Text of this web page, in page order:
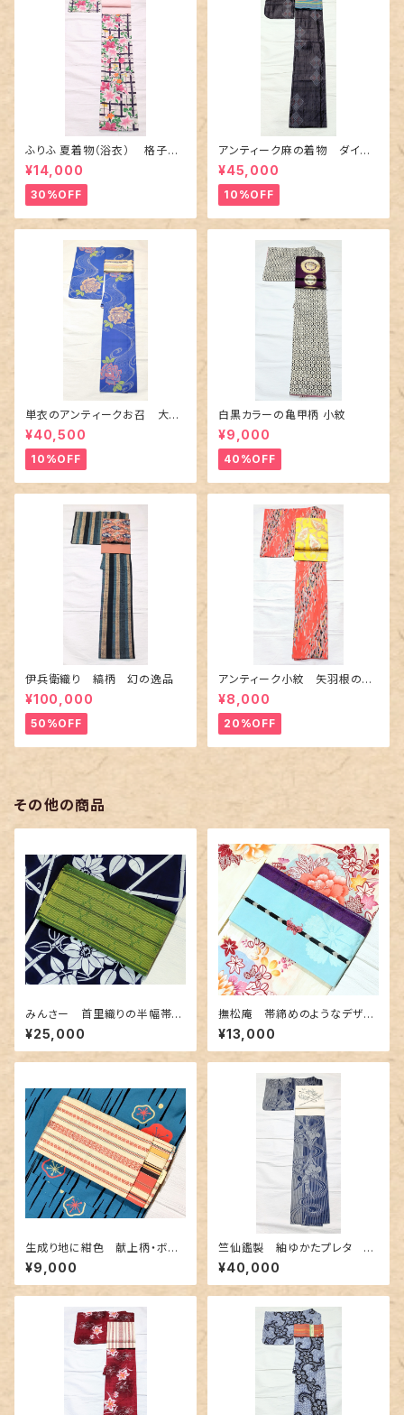
ふりふ 夏着物（浴衣） 格子に
百合や秋草花
¥14,000
30%OFF
アンティーク麻の着物 ダイヤ
に市松柄の上布
¥45,000
10%OFF
単衣のアンティークお召 大輪
の薔薇柄柄
¥40,500
10%OFF
白黒カラーの亀甲柄 小紋
¥9,000
40%OFF
伊兵衛織り 縞柄 幻の逸品
¥100,000
50%OFF
アンティーク小紋 矢羽根の地
紋に短冊柄 裄６６cm
¥8,000
20%OFF
その他の商品
みんさー 首里織りの半幅帯
深緑色
¥25,000
撫松庵 帯締めのようなデザイ
ン半幅帯 水色&紫色
¥13,000
生成り地に紺色 献上柄・ボー
ダー柄のリバーシブル 博多織
り半幅帯
¥9,000
竺仙鑑製 紬ゆかたプレタ 縞
と流水と菖蒲
¥40,000